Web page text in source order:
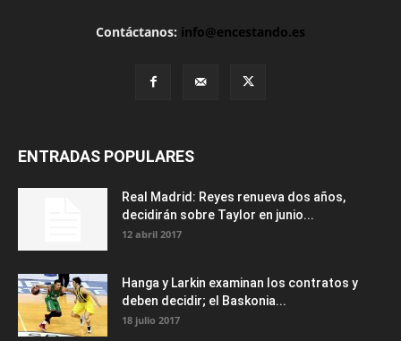
Contáctanos: info@encestando.es
ENTRADAS POPULARES
Real Madrid: Reyes renueva dos años,
decidirán sobre Taylor en junio...
12 abril 2017
Hanga y Larkin examinan los contratos y
deben decidir; el Baskonia...
18 julio 2017